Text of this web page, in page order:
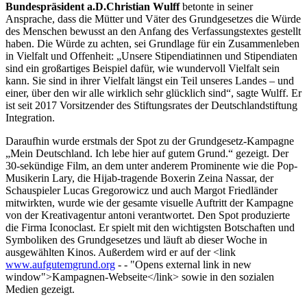
Bundespräsident a.D.Christian Wulffbetonte in seiner
Ansprache, dass die Mütter und Väter des Grundgesetzes die Würde
des Menschen bewusst an den Anfang des Verfassungstextes gestellt
haben. Die Würde zu achten, sei Grundlage für ein Zusammenleben
in Vielfalt und Offenheit: „Unsere Stipendiatinnen und Stipendiaten
sind ein großartiges Beispiel dafür, wie wundervoll Vielfalt sein
kann. Sie sind in ihrer Vielfalt längst ein Teil unseres Landes – und
einer, über den wir alle wirklich sehr glücklich sind“, sagte Wulff. Er
ist seit 2017 Vorsitzender des Stiftungsrates der Deutschlandstiftung
Integration.
Daraufhin wurde erstmals der Spot zu der Grundgesetz-Kampagne
„Mein Deutschland. Ich lebe hier auf gutem Grund.“ gezeigt. Der
30-sekündige Film, an dem unter anderem Prominente wie die Pop-
Musikerin Lary, die Hijab-tragende Boxerin Zeina Nassar, der
Schauspieler Lucas Gregorowicz und auch Margot Friedländer
mitwirkten, wurde wie der gesamte visuelle Auftritt der Kampagne
von der Kreativagentur antoni verantwortet. Den Spot produzierte
die Firma Iconoclast. Er spielt mit den wichtigsten Botschaften und
Symboliken des Grundgesetzes und läuft ab dieser Woche in
ausgewählten Kinos. Außerdem wird er auf der <link
www.aufgutemgrund.org - - "Opens external link in new
window">Kampagnen-Webseite</link> sowie in den sozialen
Medien gezeigt.